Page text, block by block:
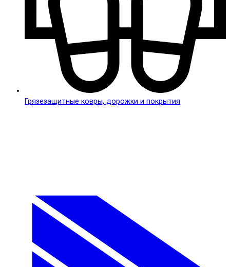
Грязезащитные ковры, дорожки и покрытия